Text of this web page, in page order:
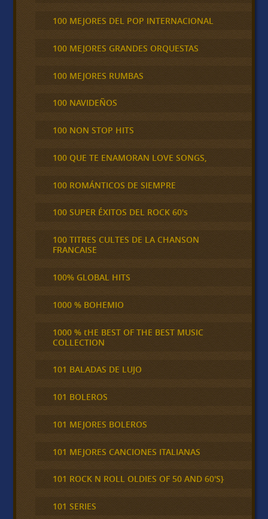
100 MEJORES DEL POP INTERNACIONAL
100 MEJORES GRANDES ORQUESTAS
100 MEJORES RUMBAS
100 NAVIDEÑOS
100 NON STOP HITS
100 QUE TE ENAMORAN LOVE SONGS,
100 ROMÁNTICOS DE SIEMPRE
100 SUPER ÉXITOS DEL ROCK 60's
100 TITRES CULTES DE LA CHANSON
FRANCAISE
100% GLOBAL HITS
1000 % BOHEMIO
1000 % tHE BEST OF THE BEST MUSIC
COLLECTION
101 BALADAS DE LUJO
101 BOLEROS
101 MEJORES BOLEROS
101 MEJORES CANCIONES ITALIANAS
101 ROCK N ROLL OLDIES OF 50 AND 60'S}
101 SERIES